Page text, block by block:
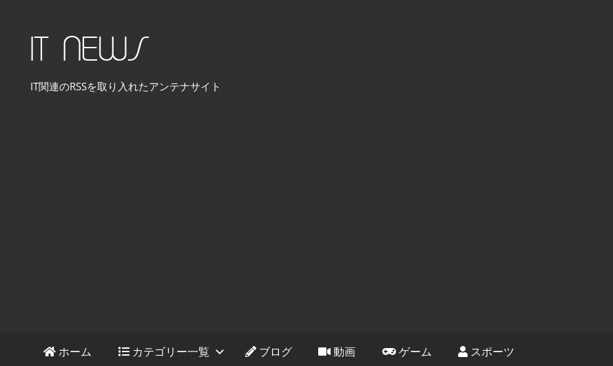
IT NEWS
IT関連のRSSを取り入れたアンテナサイト
ホーム カテゴリー一覧 ブログ 動画 ゲーム スポーツ